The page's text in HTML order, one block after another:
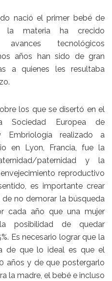
nació el primer bebé de
la materia ha crecido
avances tecnológicos
años han sido de gran
a quienes les resultaba
los que se disertó en el
Sociedad Europea de
Embriología realizado a
en Lyon, Francia, fue la
paternidad y la
reproductivo
es importante crear
no demorar la búsqueda
cada año que una mujer
posibilidad de quedar
Es necesario lograr que la
de que lo ideal es que el
años y de que postergarlo
la madre, el bebé e incluso